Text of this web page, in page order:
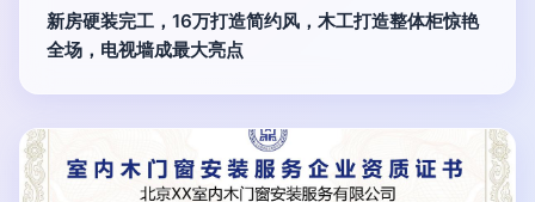
新房硬装完工，16万打造简约风，木工打造整体柜惊艳
全场，电视墙成最大亮点